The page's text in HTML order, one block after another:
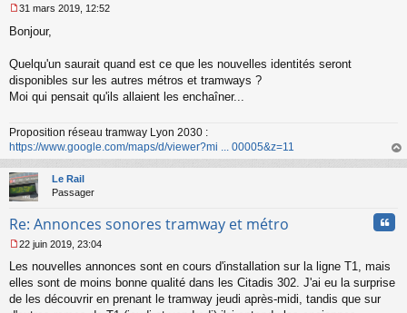
e
g
e
n
u
31 mars 2019, 12:52
Bonjour,
Quelqu'un saurait quand est ce que les nouvelles identités seront
disponibles sur les autres métros et tramways ?
Moi qui pensait qu'ils allaient les enchaîner...
Proposition réseau tramway Lyon 2030 :
https://www.google.com/maps/d/viewer?mi ... 00005&z=11
au
Le Rail
Passager
Re: Annonces sonores tramway et métro
e
s
s
22 juin 2019, 23:04
Les nouvelles annonces sont en cours d'installation sur la ligne T1, mais
elles sont de moins bonne qualité dans les Citadis 302. J'ai eu la surprise
de les découvrir en prenant le tramway jeudi après-midi, tandis que sur